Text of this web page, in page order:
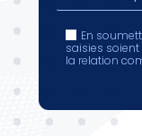
En
saisies
la relation